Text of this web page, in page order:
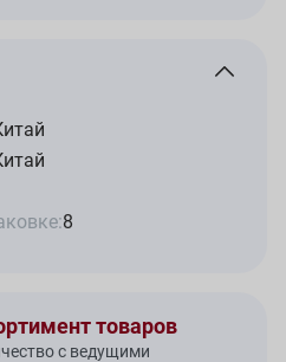
8
товаров
с ведущими